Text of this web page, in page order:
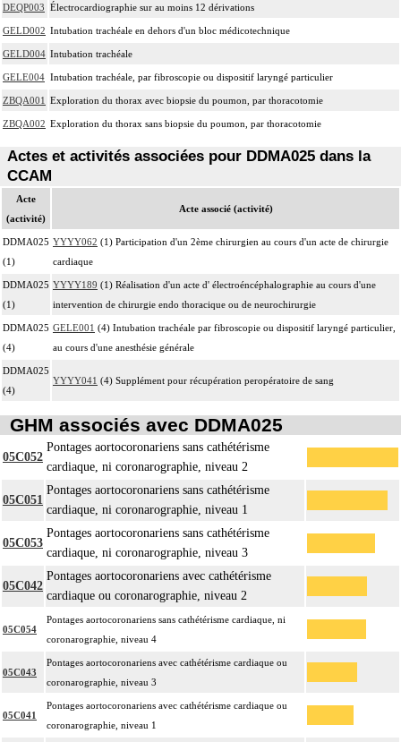
DEQP003 Électrocardiographie sur au moins 12 dérivations
GELD002 Intubation trachéale en dehors d'un bloc médicotechnique
GELD004 Intubation trachéale
GELE004 Intubation trachéale, par fibroscopie ou dispositif laryngé particulier
ZBQA001 Exploration du thorax avec biopsie du poumon, par thoracotomie
ZBQA002 Exploration du thorax sans biopsie du poumon, par thoracotomie
Actes et activités associées pour DDMA025 dans la
CCAM
Acte
(activité)
Acte associé (activité)
DDMA025
(1)
YYYY062 (1) Participation d'un 2ème chirurgien au cours d'un acte de chirurgie
cardiaque
DDMA025
(1)
YYYY189 (1) Réalisation d'un acte d' électroéncéphalographie au cours d'une
intervention de chirurgie endo thoracique ou de neurochirurgie
DDMA025
(4)
GELE001 (4) Intubation trachéale par fibroscopie ou dispositif laryngé particulier,
au cours d'une anesthésie générale
DDMA025
(4)
YYYY041 (4) Supplément pour récupération peropératoire de sang
GHM associés avec DDMA025
05C052
Pontages aortocoronariens sans cathétérisme
cardiaque, ni coronarographie, niveau 2
05C051
Pontages aortocoronariens sans cathétérisme
cardiaque, ni coronarographie, niveau 1
05C053
Pontages aortocoronariens sans cathétérisme
cardiaque, ni coronarographie, niveau 3
05C042
Pontages aortocoronariens avec cathétérisme
cardiaque ou coronarographie, niveau 2
05C054
Pontages aortocoronariens sans cathétérisme cardiaque, ni
coronarographie, niveau 4
05C043
Pontages aortocoronariens avec cathétérisme cardiaque ou
coronarographie, niveau 3
05C041
Pontages aortocoronariens avec cathétérisme cardiaque ou
coronarographie, niveau 1